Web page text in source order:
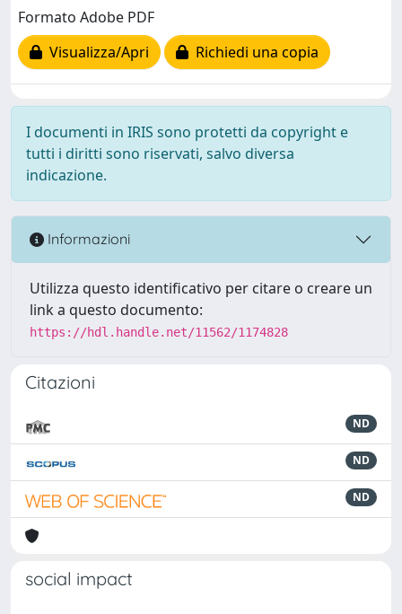
Formato Adobe PDF
Visualizza/Apri
Richiedi una copia
I documenti in IRIS sono protetti da copyright e
tutti i diritti sono riservati, salvo diversa
indicazione.
Informazioni
Utilizza questo identificativo per citare o creare un
link a questo documento:
https://hdl.handle.net/11562/1174828
Citazioni
ND
ND
ND
social impact